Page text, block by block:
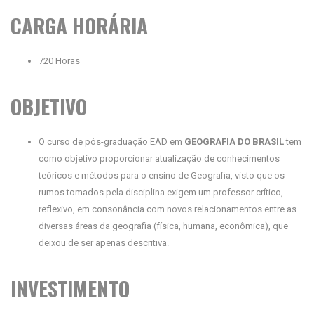
CARGA HORÁRIA
720 Horas
OBJETIVO
O curso de pós-graduação EAD em GEOGRAFIA DO BRASILtem
como objetivo proporcionar atualização de conhecimentos
teóricos e métodos para o ensino de Geografia, visto que os
rumos tomados pela disciplina exigem um professor crítico,
reflexivo, em consonância com novos relacionamentos entre as
diversas áreas da geografia (física, humana, econômica), que
deixou de ser apenas descritiva.
INVESTIMENTO